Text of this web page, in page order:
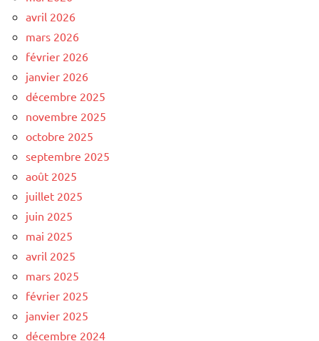
avril 2026
mars 2026
février 2026
janvier 2026
décembre 2025
novembre 2025
octobre 2025
septembre 2025
août 2025
juillet 2025
juin 2025
mai 2025
avril 2025
mars 2025
février 2025
janvier 2025
décembre 2024